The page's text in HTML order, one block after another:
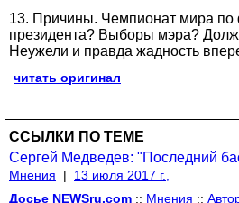
13. Причины. Чемпионат мира
президента? Выборы мэра?
Неужели и правда жадность
читать оригинал
ССЫЛКИ ПО ТЕМЕ
Сергей Медведев: "Последний
Мнения |
13 июля 2017 г.,
Досье NEWSru.com :: Мнения ::